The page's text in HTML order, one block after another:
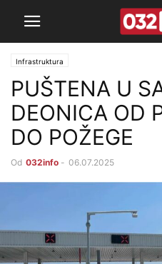
Infrastruktura
PUŠTENA U
DEONICA OD
DO POŽEGE
Od 032info - 06.07.2025